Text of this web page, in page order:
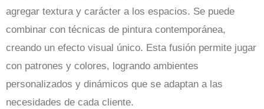
agregar textura y carácter a los espacios. Se puede
combinar con técnicas de pintura contemporánea,
creando un efecto visual único. Esta fusión permite jugar
con patrones y colores, logrando ambientes
personalizados y dinámicos que se adaptan a las
necesidades de cada cliente.